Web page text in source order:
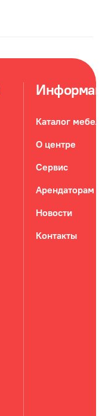
Каталог мебели
О центре
Сервис
Арендаторам
Новости
Контакты